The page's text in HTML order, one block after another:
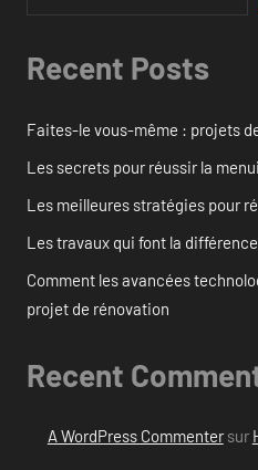
Recent Posts
Faites-le vous-même : projets
Les secrets pour réussir la
Les meilleures stratégies pour
Les travaux qui font la
Comment les avancées
projet de rénovation
Recent
A WordPress Commentersur